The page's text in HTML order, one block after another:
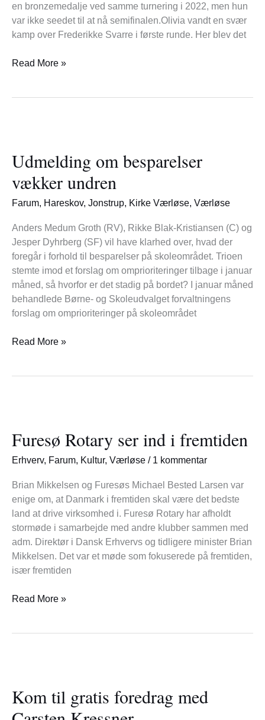
en bronzemedalje ved samme turnering i 2022, men hun
var ikke seedet til at nå semifinalen.Olivia vandt en svær
kamp over Frederikke Svarre i første runde. Her blev det
Read More »
Udmelding om besparelser
vækker undren
Farum, Hareskov, Jonstrup, Kirke Værløse, Værløse
Anders Medum Groth (RV), Rikke Blak-Kristiansen (C) og
Jesper Dyhrberg (SF) vil have klarhed over, hvad der
foregår i forhold til besparelser på skoleområdet. Trioen
stemte imod et forslag om omprioriteringer tilbage i januar
måned, så hvorfor er det stadig på bordet? I januar måned
behandlede Børne- og Skoleudvalget forvaltningens
forslag om omprioriteringer på skoleområdet
besparelser
vækker
undren
Read More »
Furesø Rotary ser ind i fremtiden
Erhverv, Farum, Kultur, Værløse / 1 kommentar
Brian Mikkelsen og Furesøs Michael Bested Larsen var
enige om, at Danmark i fremtiden skal være det bedste
land at drive virksomhed i. Furesø Rotary har afholdt
stormøde i samarbejde med andre klubber sammen med
adm. Direktør i Dansk Erhvervs og tidligere minister Brian
Mikkelsen. Det var et møde som fokuserede på fremtiden,
især fremtiden
ser
ind
i
Read More »
Kom til gratis foredrag med
gratis
foredrag